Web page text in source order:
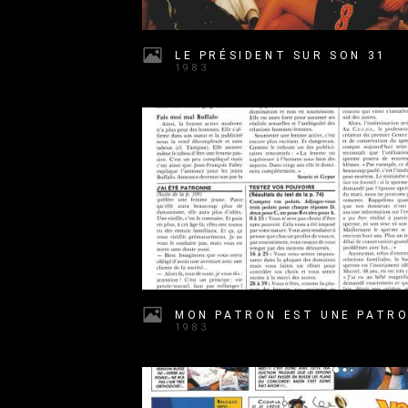
LE PRÉSIDENT SUR SON 31
1983
1983